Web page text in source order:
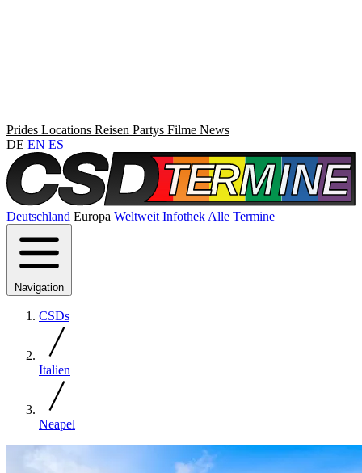
Prides Locations Reisen Partys Filme News
DE EN ES
Deutschland Europa Weltweit Infothek Alle Termine
Navigation
CSDs
Italien
Neapel